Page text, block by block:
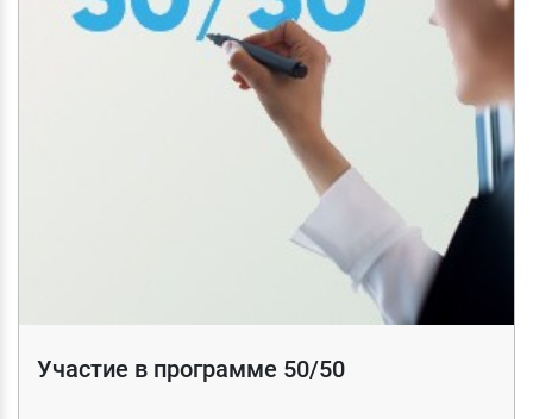
Участие в программе 50/50